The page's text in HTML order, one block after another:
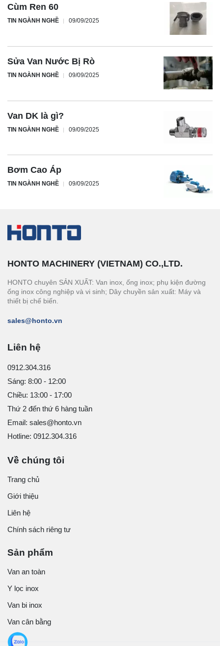
Cùm Ren 60
TIN NGÀNH NGHỀ 09/09/2025
Sửa Van Nước Bị Rò
TIN NGÀNH NGHỀ 09/09/2025
Van DK là gì?
TIN NGÀNH NGHỀ 09/09/2025
Bơm Cao Áp
TIN NGÀNH NGHỀ 09/09/2025
HONTO MACHINERY (VIETNAM) CO.,LTD.
HONTO chuyên SẢN XUẤT: Van inox, ống inox; phụ kiện đường
ống inox công nghiệp và vi sinh; Dây chuyền sản xuất: Máy và
thiết bị chế biến.
sales@honto.vn
Liên hệ
0912.304.316
Sáng: 8:00 - 12:00
Chiều: 13:00 - 17:00
Thứ 2 đến thứ 6 hàng tuần
Email: sales@honto.vn
Hotline: 0912.304.316
Về chúng tôi
Trang chủ
Giới thiệu
Liên hệ
Chính sách riêng tư
Sản phẩm
Van an toàn
Y lọc inox
Van bi inox
Van cân bằng